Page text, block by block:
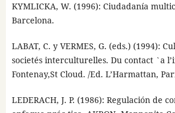
KYMLICKA, W. (1996): Ciudadanía
Barcelona.
LABAT, C. y VERMES, G. (eds.) (1994):
societés interculturelles. Du contact `a
Fontenay,St Cloud. /Ed. L’Harmattan,
LEDERACH, J. P. (1986): Regulación de